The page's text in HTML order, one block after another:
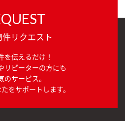
リクエスト
を伝えるだけ！
リピーターの方にも
のサービス。
をサポートします。